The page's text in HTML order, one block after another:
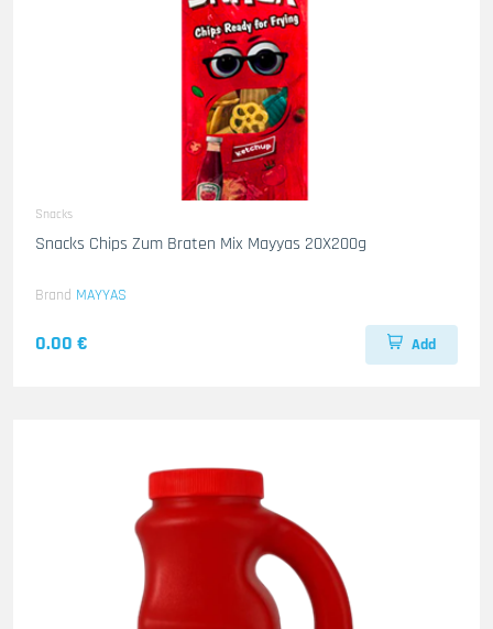
Snacks
Snacks Chips Zum Braten Mix Mayyas 20X200g
Brand MAYYAS
0.00 € Add